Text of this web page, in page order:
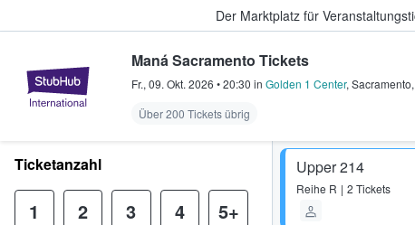
Der Marktplatz für
StubHub - Wo Fans Tickets
Maná Sacramento Tickets
Fr., 09. Okt. 2026 •20:30 in Golden 1 Center, Sacramento,
Über 200 Tickets übrig
Upper 214
Reihe R 2 Tickets
Ticketanzahl
1 2 3 4 5+